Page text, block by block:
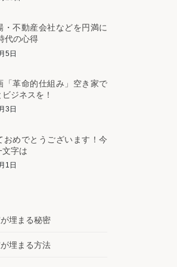
・不動産会社などを円満に
代の心得
5日
「革命的仕組み」空き家で
ジネスを！
3日
おめでとうございます！今
文字は
1日
埋まる秘密
埋まる方法